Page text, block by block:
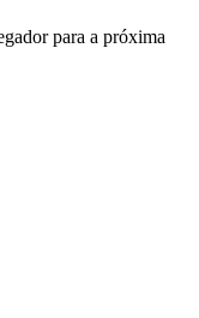
para a próxima